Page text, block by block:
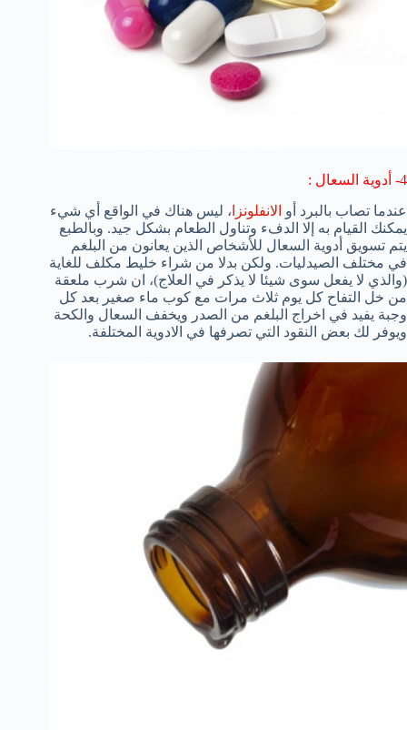
4- أدوية السعال :
عندما تصاب بالبرد أو الانفلونزا ، ليس هناك في الواقع أي شيء
يمكنك القيام به إلا الدفء وتناول الطعام بشكل جيد. وبالطبع
يتم تسويق أدوية السعال للأشخاص الذين يعانون من البلغم
في مختلف الصيدليات. ولكن بدلا من شراء خليط مكلف للغاية
(والذي لا يفعل سوى شيئا لا يذكر في العلاج)، ان شرب ملعقة
من خل التفاح كل يوم ثلاث مرات مع كوب ماء صغير بعد كل
وجبة يفيد في اخراج البلغم من الصدر ويخفف السعال والكحة
ويوفر لك بعض النقود التي تصرفها في الادوية المختلفة.